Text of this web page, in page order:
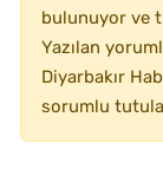
bulunuyor ve
Yazılan
Diyarbakır
sorumlu